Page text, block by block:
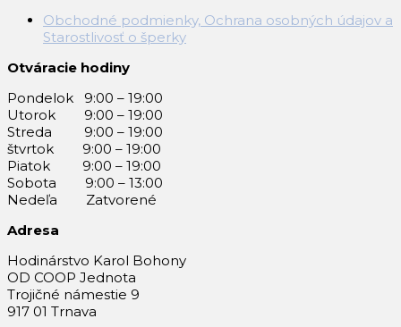
Obchodné podmienky, Ochrana osobných údajov a
Starostlivosť o šperky
Otváracie hodiny
Pondelok 9:00 – 19:00
Utorok 9:00 – 19:00
Streda 9:00 – 19:00
štvrtok 9:00 – 19:00
Piatok 9:00 – 19:00
Sobota 9:00 – 13:00
Nedeľa Zatvorené
Adresa
Hodinárstvo Karol Bohony
OD COOP Jednota
Trojičné námestie 9
917 01 Trnava